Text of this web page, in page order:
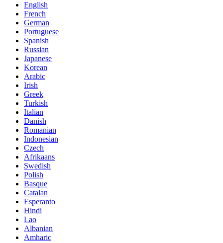
English
French
German
Portuguese
Spanish
Russian
Japanese
Korean
Arabic
Irish
Greek
Turkish
Italian
Danish
Romanian
Indonesian
Czech
Afrikaans
Swedish
Polish
Basque
Catalan
Esperanto
Hindi
Lao
Albanian
Amharic